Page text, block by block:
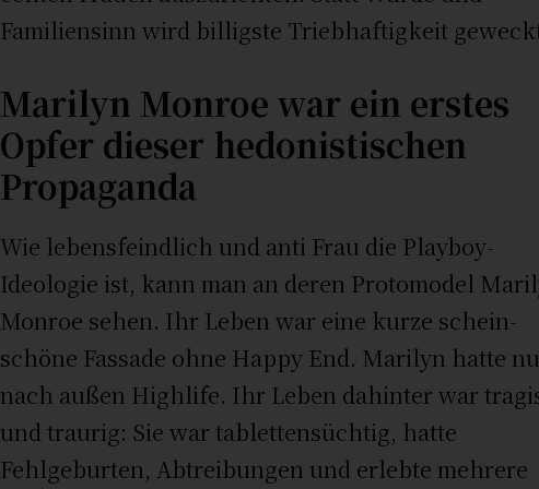
Familiensinn wird billigste Triebhaftigkeit
Marilyn Monroe war ein erstes
Opfer dieser hedonistischen
Propaganda
Wie lebensfeindlich und anti Frau die Playboy-
Ideologie ist, kann man an deren Protomodel
Monroe sehen. Ihr Leben war eine kurze schein-
schöne Fassade ohne Happy End. Marilyn hatte
nach außen Highlife. Ihr Leben dahinter war
und traurig: Sie war tablettensüchtig, hatte
Fehlgeburten, Abtreibungen und erlebte mehrere